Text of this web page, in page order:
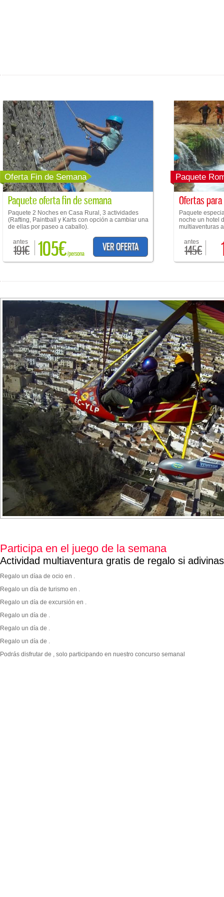
Oferta Fin de Semana
Paquete oferta fin de semana
Paquete 2 Noches en Casa Rural, 3 actividades
(Rafting, Paintball y Karts con opción a cambiar una
de ellas por paseo a caballo).
antes
191€ 105€/persona
VER OFERTA
Paquete
Ofertas
Paquete
noche un hotel
multiaventuras
antes
145€
Participa en el juego de la semana
Actividad multiaventura gratis de regalo si
Regalo un díaa de ocio en .
Regalo un día de turismo en .
Regalo un día de excursión en .
Regalo un día de .
Regalo un día de .
Regalo un día de .
Podrás disfrutar de , solo participando en nuestro concurso semanal